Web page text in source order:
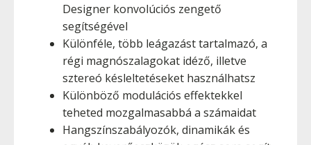
Designer konvolúciós zengető
segítségével
Különféle, több leágazást tartalmazó, a
régi magnószalagokat idéző, illetve
sztereó késleltetéseket használhatsz
Különböző modulációs effektekkel
teheted mozgalmasabbá a számaidat
Hangszínszabályozók, dinamikák és